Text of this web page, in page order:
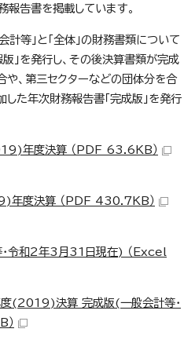
報告書を掲載しています。
計等」と「全体」の財務書類について
」を発行し、その後決算書類が完成
や、第三セクターなどの団体分を合
した年次財務報告書「完成版」を発行
年度決算 （PDF 63.6KB）
年度決算 （PDF 430.7KB）
令和2年3月31日現在) （Excel
(2019)決算 完成版(一般会計等・
）